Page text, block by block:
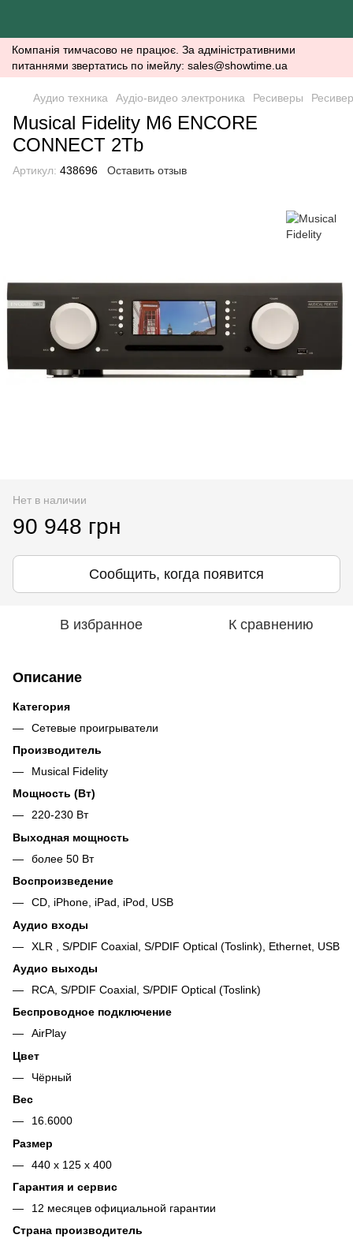
Компанія тимчасово не працює. За адміністративними
питаннями звертатись по імейлу: sales@showtime.ua
Аудио техника Аудіо-видео электроника Ресиверы
Musical Fidelity M6 ENCORE
CONNECT 2Tb
Артикул: 438696 Оставить отзыв
Нет в наличии
90 948 грн
Сообщить, когда появится
В избранное К сравнению
Описание
Категория
Сетевые проигрыватели
Производитель
Musical Fidelity
Мощность (Вт)
220-230 Вт
Выходная мощность
более 50 Вт
Воспроизведение
CD, iPhone, iPad, iPod, USB
Аудио входы
XLR , S/PDIF Coaxial, S/PDIF Optical (Toslink), Ethernet, USB
Аудио выходы
RCA, S/PDIF Coaxial, S/PDIF Optical (Toslink)
Беспроводное подключение
AirPlay
Цвет
Чёрный
Вес
16.6000
Размер
440 x 125 x 400
Гарантия и сервис
12 месяцев официальной гарантии
Страна производитель